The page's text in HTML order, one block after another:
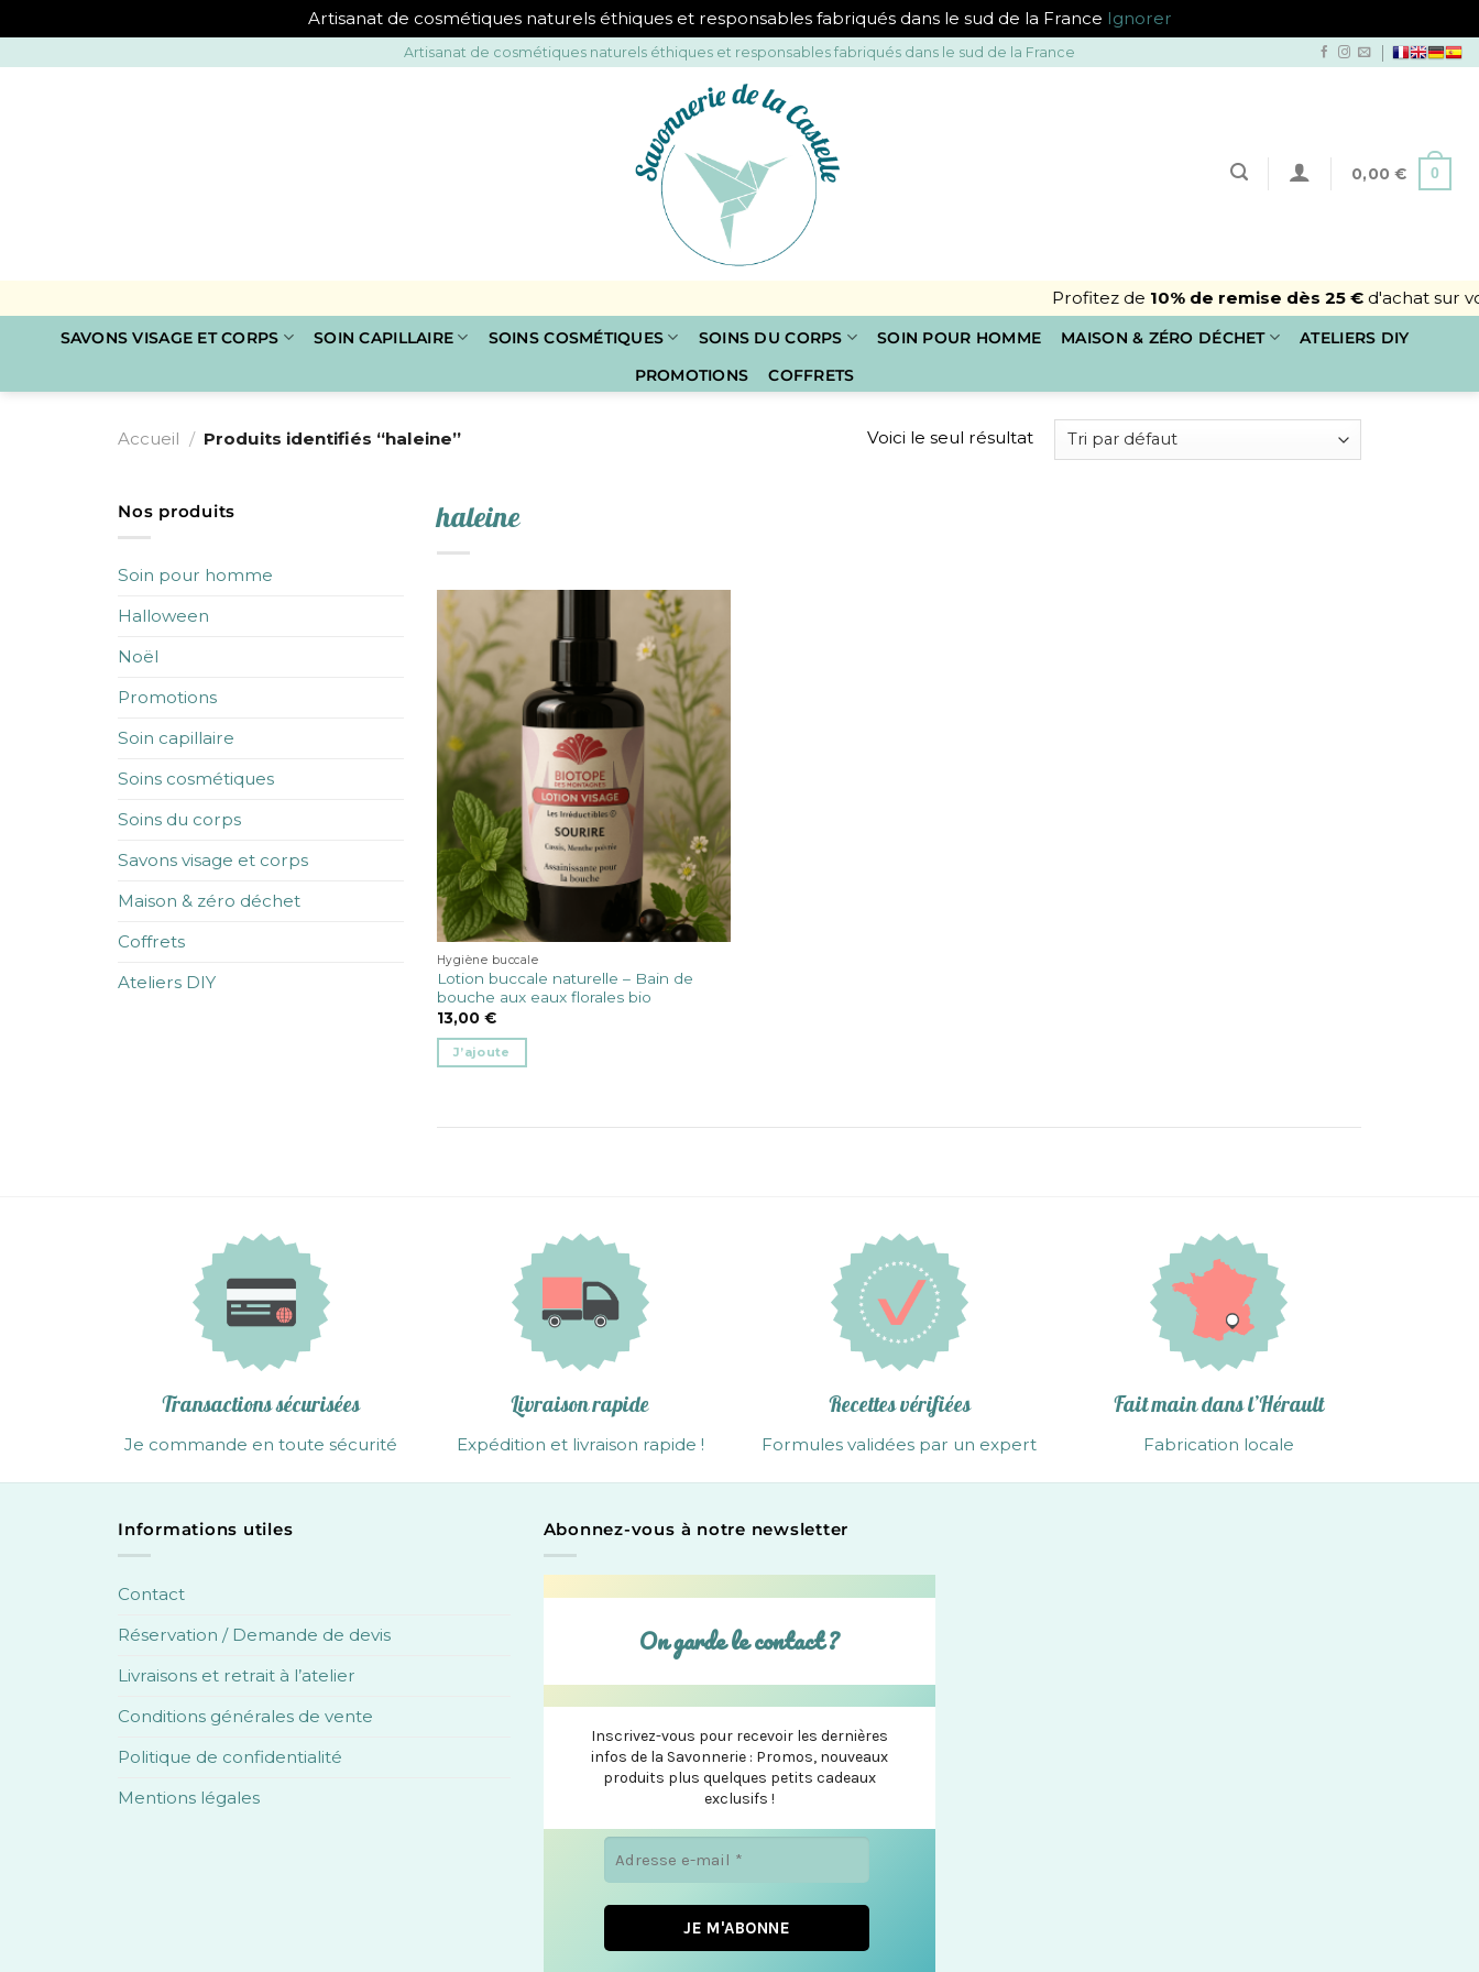
Artisanat de cosmétiques naturels éthiques et responsables fabriqués dans le sud de la France Ignorer
Artisanat de cosmétiques naturels éthiques et responsables fabriqués dans le sud de la France
0,00€ 0
Profitez de10% de remise dès 25 € d'achat sur votre
SAVONS VISAGE ET CORPS SOIN CAPILLAIRE SOINS COSMÉTIQUES SOINS DU CORPS SOIN POUR HOMME MAISON & ZÉRO DÉCHET ATELIERS DIY
PROMOTIONS COFFRETS
Accueil / Produits identifiés “haleine” Voici le seul résultat
Nos produits
Soin pour homme
Halloween
Noël
Promotions
Soin capillaire
Soins cosmétiques
Soins du corps
Savons visage et corps
Maison & zéro déchet
Coffrets
Ateliers DIY
haleine
Hygiène buccale
Lotion buccale naturelle – Bain de
bouche aux eaux florales bio
13,00 €
J’ajoute
Transactions sécurisées
Je commande en toute sécurité
Livraison rapide
Expédition et livraison rapide !
Recettes vérifiées
Formules validées par un expert
Fait main dans l’Hérault
Fabrication locale
Informations utiles
Contact
Réservation / Demande de devis
Livraisons et retrait à l’atelier
Conditions générales de vente
Politique de confidentialité
Mentions légales
Abonnez-vous à notre newsletter
On garde le contact ?
Inscrivez-vous pour recevoir les dernières
infos de la Savonnerie : Promos, nouveaux
produits plus quelques petits cadeaux
exclusifs !